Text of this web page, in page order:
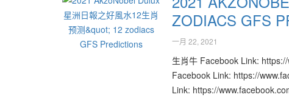
许鸿方表示，属木、火的行业将会有更多的商机，原产品
等。他说，特别是属火的电子、电讯、高科技、原油、天
入无数新机会，激发更旺盛的局面。 许鸿方披露，属火的
将见到许多创新与改革的产品与与服务。而且许多现有的
特性功能。他说，从教育界到商业与经济市场，皆通过高
能力以及消费意愿也在2021年里逐渐升高。许鸿方建议在
ZODIACS GFS
一月 22, 2021
生肖牛 Facebook Link:
Facebook Link: https://
Link: https://